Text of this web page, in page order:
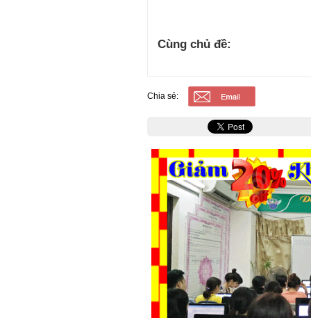
Cùng chủ đề:
Chia sẻ: